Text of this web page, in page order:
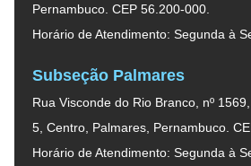
Pernambuco. CEP 56.200-000.
Horário de Atendimento: Segunda à
Subseção Palmares
Rua Visconde do Rio Branco, nº
5, Centro, Palmares, Pernambuco.
Horário de Atendimento: Segunda à